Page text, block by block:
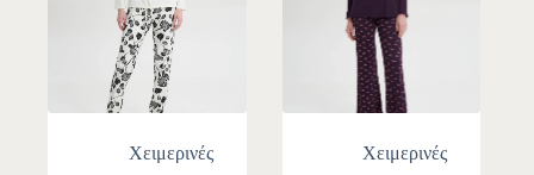
Χειμερινές Χειμερινές